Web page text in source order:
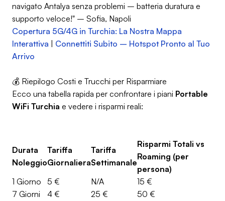
navigato Antalya senza problemi – batteria duratura e
supporto veloce!" – Sofia, Napoli
Copertura 5G/4G in Turchia: La Nostra Mappa
Interattiva
Connettiti Subito – Hotspot Pronto al Tuo
Arrivo
💰 Riepilogo Costi e Trucchi per Risparmiare
Ecco una tabella rapida per confrontare i piani Portable
WiFi Turchia e vedere i risparmi reali:
Durata
Noleggio
Tariffa
Giornaliera
Tariffa
Settimanale
Risparmi Totali vs
Roaming (per
persona)
1 Giorno
5 € N/A
15 €
7 Giorni
4 € 25 €
50 €